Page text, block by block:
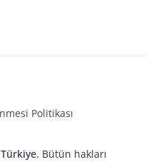
Politikası
Türkiye. Bütün hakları